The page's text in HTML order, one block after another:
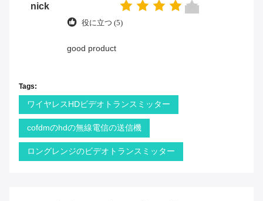
nick
役に立つ (5)
good product
Tags:
ワイヤレスHDビデオトランスミッター
cofdmのhdの無線電信の送信機
ロングレンジのビデオトランスミッター